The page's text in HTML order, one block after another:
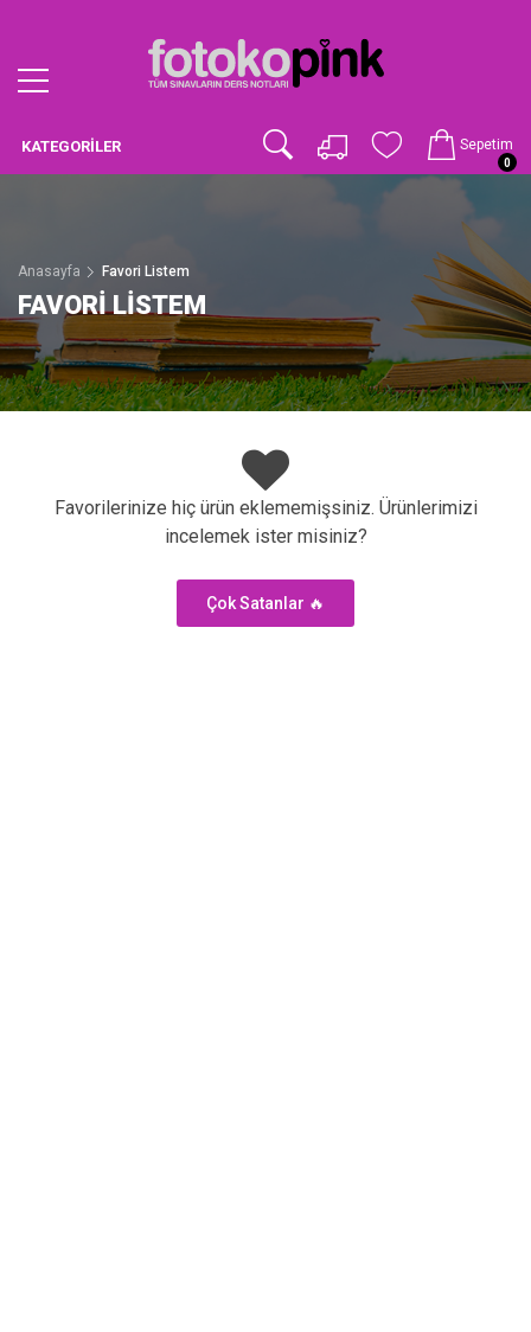
0
Sepetim
KATEGORILER
Anasayfa Favori Listem
FAVORI LISTEM
Favorilerinize hiç ürün eklememişsiniz. Ürünlerimizi
incelemek ister misiniz?
Çok Satanlar 🔥